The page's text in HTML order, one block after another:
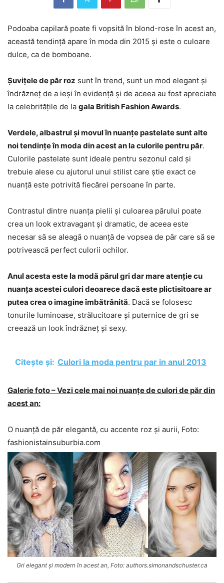
Podoaba capilară poate fi vopsită în blond-rose în acest an,
această tendință apare în moda din 2015 și este o culoare
dulce, ca de bomboane.
Șuvițele de păr roz sunt în trend, sunt un mod elegant și
îndrăzneț de a ieși în evidență și de aceea au fost apreciate
la celebritățile de la gala British Fashion Awards.
Verdele, albastrul și movul în nuanțe pastelate sunt alte
noi tendințe în moda din acest an la culorile pentru păr.
Culorile pastelate sunt ideale pentru sezonul cald și
trebuie alese cu ajutorul unui stilist care știe exact ce
nuanță este potrivită fiecărei persoane în parte.
Contrastul dintre nuanța pielii și culoarea părului poate
crea un look extravagant și dramatic, de aceea este
necesar să se aleagă o nuanță de vopsea de păr care să se
potrivească perfect culorii ochilor.
Anul acesta este la modă părul gri dar mare atenție cu
nuanța acestei culori deoarece dacă este plictisitoare ar
putea crea o imagine îmbătrânită. Dacă se folosesc
tonurile luminoase, strălucitoare și puternice de gri se
creează un look îndrăzneț și sexy.
Citește și: Culori la moda pentru par in anul 2013
Galerie foto – Vezi cele mai noi nuanțe de culori de păr din
acest an:
O nuanță de păr elegantă, cu accente roz și aurii, Foto:
fashionistainsuburbia.com
Gri elegant și modern în acest an, Foto: authors.simonandschuster.ca